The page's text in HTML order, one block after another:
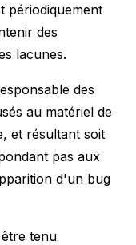
périodiquement
des
lacunes.
des
au matériel de
et résultant soit
pas aux
d'un bug
tenu